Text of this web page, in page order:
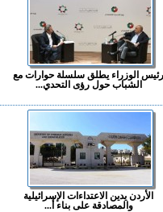
رئيس الوزراء يطلق سلسلة حوارات مع
الشباب حول رؤى التحدي...
الأردن يدين الاعتداءات الإسرائيلية
والمصادقة على بناء أ...